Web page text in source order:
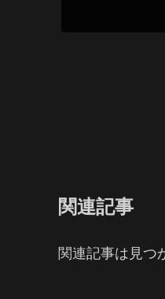
関連記事
関連記事は見つ